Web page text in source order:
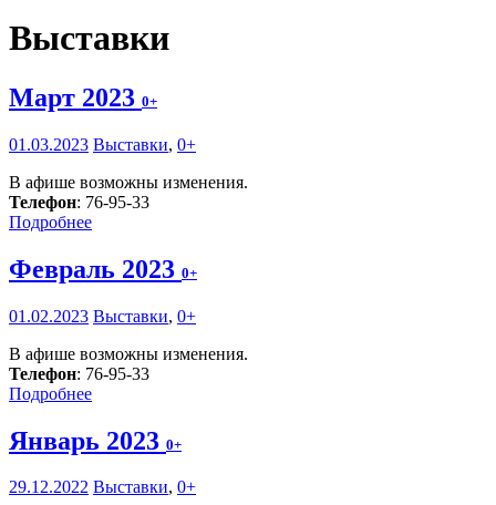
Выставки
Март 2023 0+
01.03.2023 Выставки, 0+
В афише возможны изменения.
Телефон: 76-95-33
Подробнее
Февраль 2023 0+
01.02.2023 Выставки, 0+
В афише возможны изменения.
Телефон: 76-95-33
Подробнее
Январь 2023 0+
29.12.2022 Выставки, 0+